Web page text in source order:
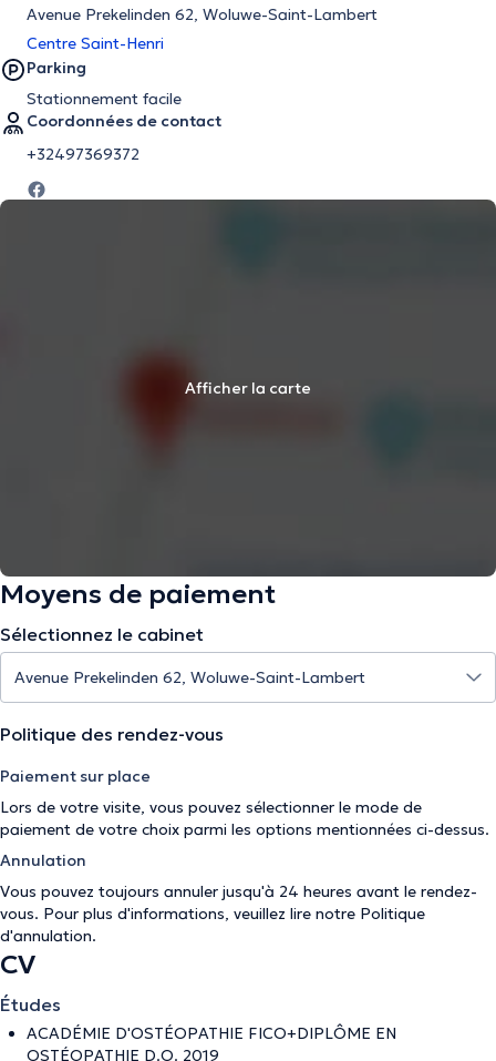
Avenue Prekelinden 62, Woluwe-Saint-Lambert
Centre Saint-Henri
Parking
Stationnement facile
Coordonnées de contact
+32497369372
Afficher la carte
Moyens de paiement
Sélectionnez le cabinet
Politique des rendez-vous
Paiement sur place
Lors de votre visite, vous pouvez sélectionner le mode de
paiement de votre choix parmi les options mentionnées ci-dessus.
Annulation
Vous pouvez toujours annuler jusqu'à 24 heures avant le rendez-
vous. Pour plus d'informations, veuillez lire notre Politique
d'annulation.
CV
Études
ACADÉMIE D'OSTÉOPATHIE FICO+DIPLÔME EN
OSTÉOPATHIE D.O. 2019